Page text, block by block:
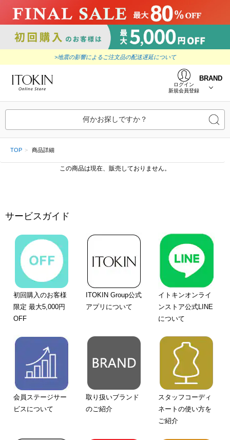
>地震の影響によるご注文品の配送遅延について
ログイン
新規会員登録
BRAND
何かお探しですか？
TOP 商品詳細
この商品は現在、販売しておりません。
サービスガイド
初回購入のお客様
限定 最大5,000円
OFF
ITOKIN Group公式
アプリについて
イトキンオンライ
ンストア公式LINE
について
会員ステージサー
ビスについて
取り扱いブランド
のご紹介
スタッフコーディ
ネートの使い方を
ご紹介